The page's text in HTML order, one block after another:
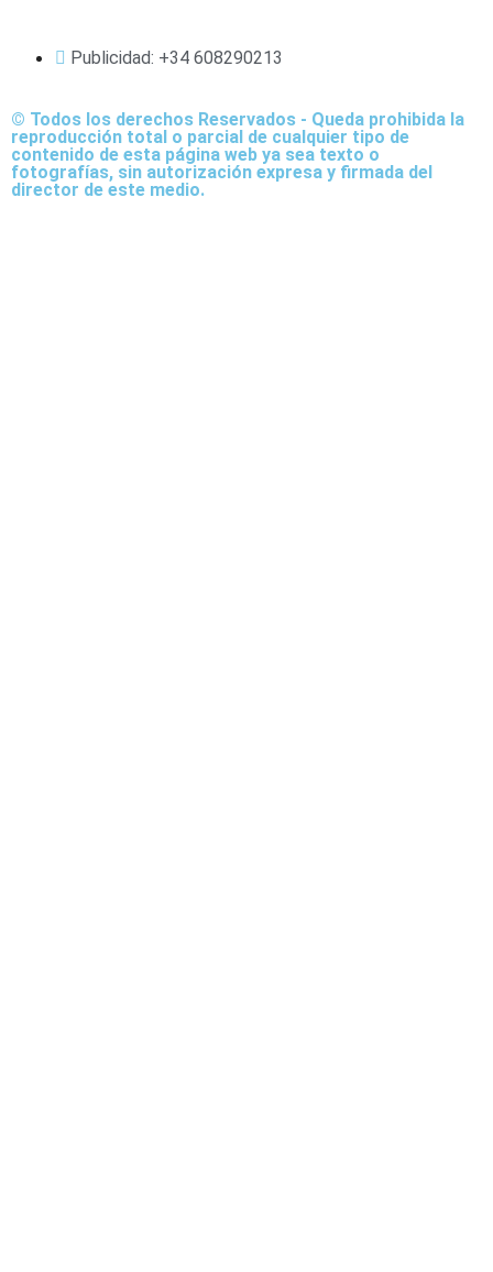
Publicidad: +34 608290213
© Todos los derechos Reservados - Queda prohibida la
reproducción total o parcial de cualquier tipo de
contenido de esta página web ya sea texto o
fotografías, sin autorización expresa y firmada del
director de este medio.